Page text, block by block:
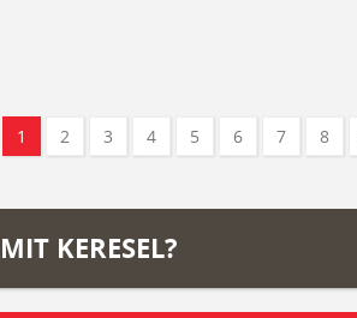
1 2 3 4 5 6 7 8
KERESEL?